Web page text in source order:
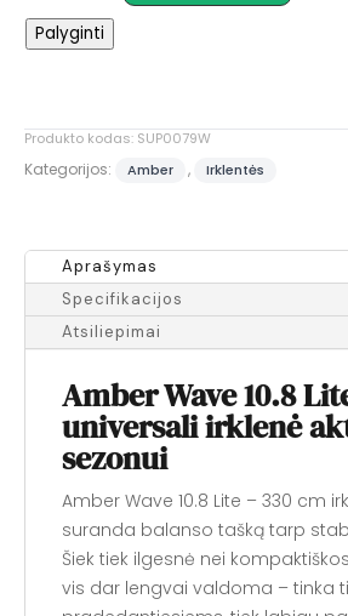
Amber
Wave
Palyginti
Produkto kodas: SUP0079W
Kategorijos: Amber , Irklentės
Aprašymas
Specifikacijos
Atsiliepimai
Amber Wave 10.8
universali irklenė
sezonui
Amber Wave 10.8 Lite – 330 cm
suranda balanso tašką tarp
Šiek tiek ilgesnė nei
vis dar lengvai valdoma – tinka